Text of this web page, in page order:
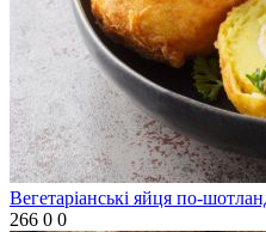
Вегетаріанські яйця по-
266 0 0